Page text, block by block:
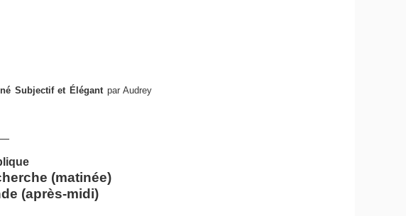
Subjectif et Élégantpar Audrey
(matinée)
(après-midi)